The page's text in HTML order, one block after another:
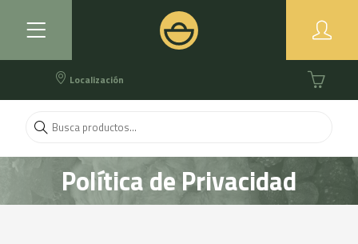
Localización
Política de Privacidad